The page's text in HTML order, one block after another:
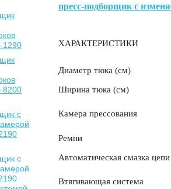
1290
8200
с
с
пресс-подборщик с
ХАРАКТЕРИСТИКИ
Диаметр тюка (см)
Ширина тюка (см)
Камера прессования
Ремни
Автоматическая смазка цепи
Втягивающая система